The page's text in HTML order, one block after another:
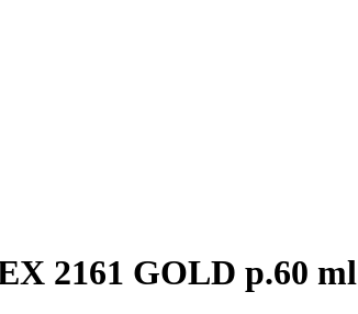
2161 GOLD р.60 ml